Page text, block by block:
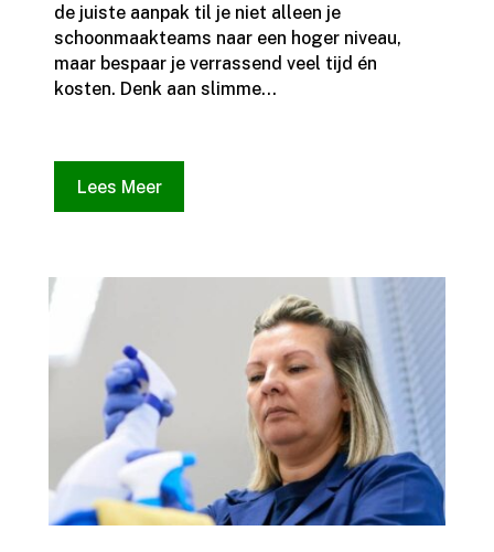
de juiste aanpak til je niet alleen je
schoonmaakteams naar een hoger niveau,
maar bespaar je verrassend veel tijd én
kosten.​ Denk aan slimme...
Lees Meer